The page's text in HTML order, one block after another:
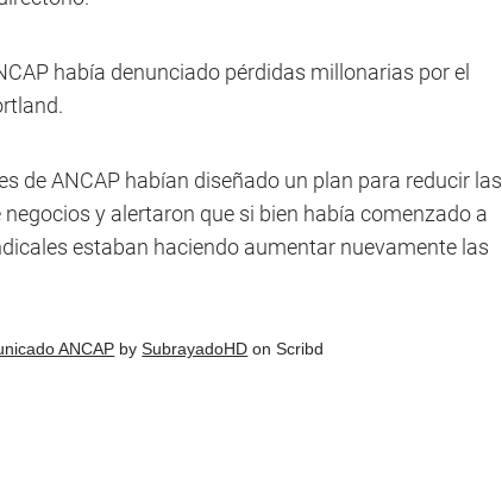
había denunciado pérdidas millonarias por el
de ANCAP habían diseñado un plan para reducir las
y alertaron que si bien había comenzado a
estaban haciendo aumentar nuevamente las
ANCAP bySubrayadoHD on Scribd